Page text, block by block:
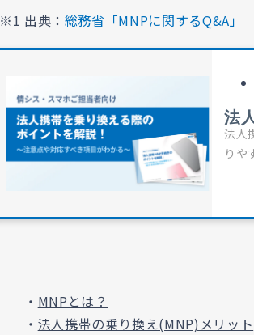
※1 出典： 総務省「MNPに関するQ&A」
法
法人
りや
・ MNPとは？
・ 法人携帯の乗り換え(MNP)メリット